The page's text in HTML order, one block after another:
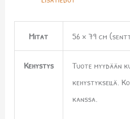
Mitat 56 × 79 cm
Kehystys
Tuote myydään
kehystyksellä.
kanssa.